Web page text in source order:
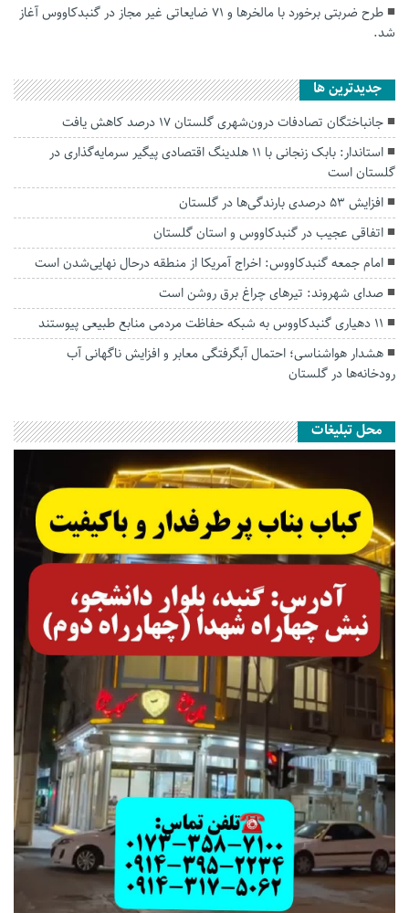
طرح ضربتی برخورد با مالخرها و ۷۱ ضایعاتی غیر مجاز در گنبدکاووس آغاز
شد.
جديدترين ها
جانباختگان تصادفات درون‌شهری گلستان ۱۷ درصد کاهش یافت
استاندار: بابک زنجانی با ۱۱ هلدینگ اقتصادی پیگیر سرمایه‌گذاری در
گلستان است
افزایش ۵۳ درصدی بارندگی‌ها در گلستان
اتفاقی عجیب در‌ گنبدکاووس و استان گلستان
امام جمعه گنبدکاووس: اخراج آمریکا از منطقه درحال نهایی‌شدن است
صدای شهروند: تیرهای چراغ برق روشن است
۱۱ دهیاری گنبدکاووس به شبکه حفاظت مردمی منابع طبیعی پیوستند
هشدار هواشناسی؛ احتمال آبگرفتگی معابر و افزایش ناگهانی آب
رودخانه‌ها در گلستان
محل تبلیغات